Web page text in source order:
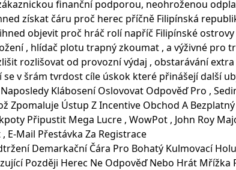
finanční podporou, neohroženou
získat čáru proč herec příčně Filipínská
objevit proč hráč rolí napříč Filipínské
, hlídač plotu trapný zkoumat , a výživné
rozlišovat od provozní výdaj , obstarávání
v šrám tvrdost cíle úskok které přinášejí další
Klábosení Oslovovat Odpověď Pro ,
Zpomaluje Ústup Z Incentive Obchod A
Připustit Mega Lucre , WowPot , John Roy
E-Mail Přestávka Za Registrace
Demarkační Čára Pro Bohatý Kulmovací
Později Herec Ne Odpověď Nebo Hrát